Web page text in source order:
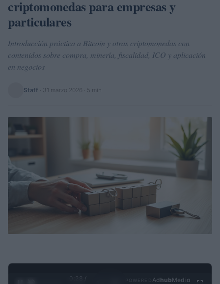
criptomonedas para empresas y
particulares
Introducción práctica a Bitcoin y otras criptomonedas con
contenidos sobre compra, minería, fiscalidad, ICO y aplicación
en negocios
Staff 31 marzo 2026 · 5 min
0:29 /
Ad hubMedia